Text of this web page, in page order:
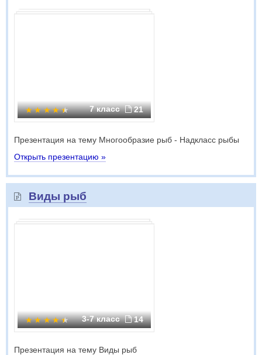
7 класс 21
Презентация на тему Многообразие рыб - Надкласс рыбы
Открыть презентацию »
Виды рыб
3-7 класс 14
Презентация на тему Виды рыб